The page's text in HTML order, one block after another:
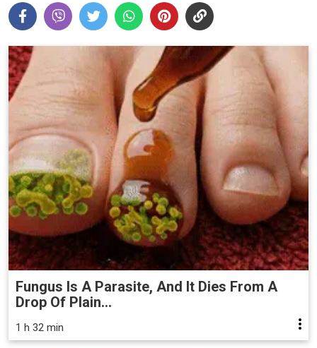
Fungus Is A Parasite, And It Dies From A
Drop Of Plain...
1 h 32 min